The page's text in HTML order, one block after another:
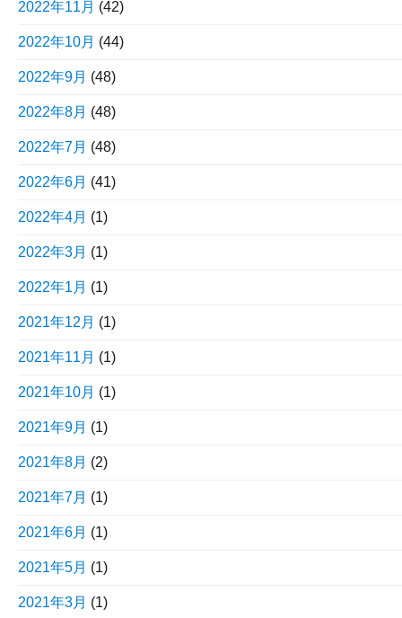
2022年11月 (42)
2022年10月 (44)
2022年9月 (48)
2022年8月 (48)
2022年7月 (48)
2022年6月 (41)
2022年4月 (1)
2022年3月 (1)
2022年1月 (1)
2021年12月 (1)
2021年11月 (1)
2021年10月 (1)
2021年9月 (1)
2021年8月 (2)
2021年7月 (1)
2021年6月 (1)
2021年5月 (1)
2021年3月 (1)